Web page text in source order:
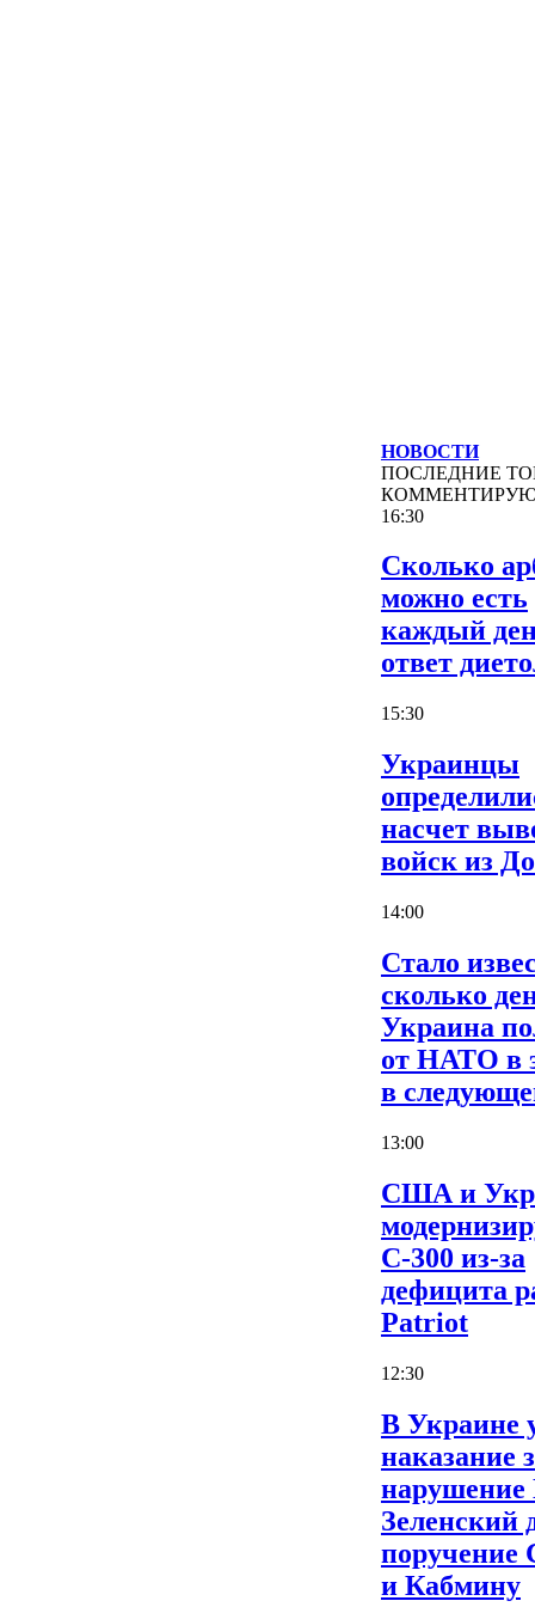
НОВОСТИ
ПОСЛЕДНИЕ
16:30
Сколько
можно есть
каждый
ответ
15:30
Украинцы
насчет
войск из
14:00
Стало
сколько
Украина
от НАТО в
в
13:00
США и
С-300 из-за
дефицита
Patriot
12:30
В Украине
наказание
Зеленский
и Кабмину